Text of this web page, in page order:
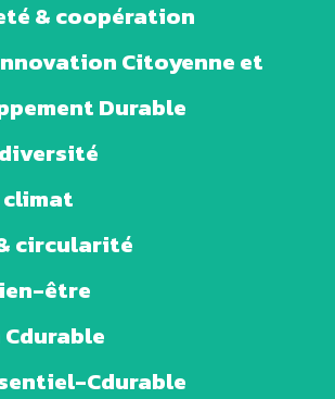
& coopération
Citoyenne et
Durable
climat
circularité
être
Cdurable